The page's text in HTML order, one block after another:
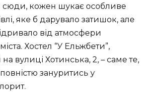
кожен шукає особливе
яке б дарувало затишок, але
від атмосфери
Хостел “У Ельжбети”,
вулиці Хотинська, 2, – саме те,
зануритись у